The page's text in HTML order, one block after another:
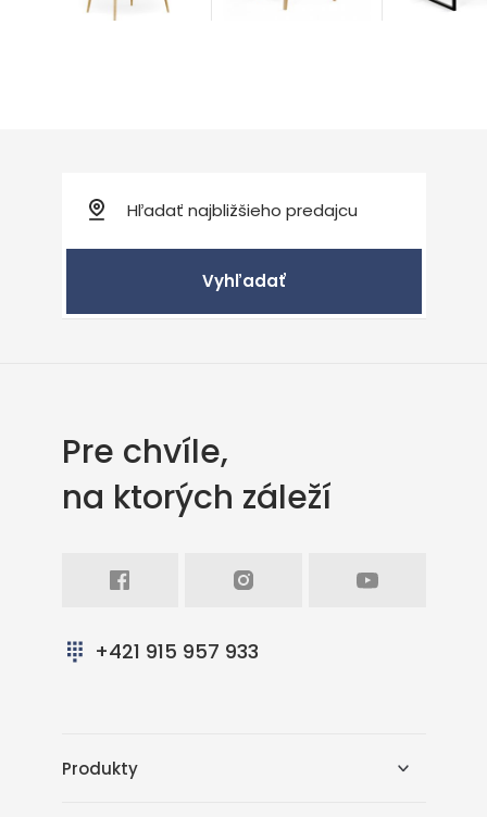
Vyhľadať
Pre chvíle,
na ktorých záleží
+421 915 957 933
Produkty